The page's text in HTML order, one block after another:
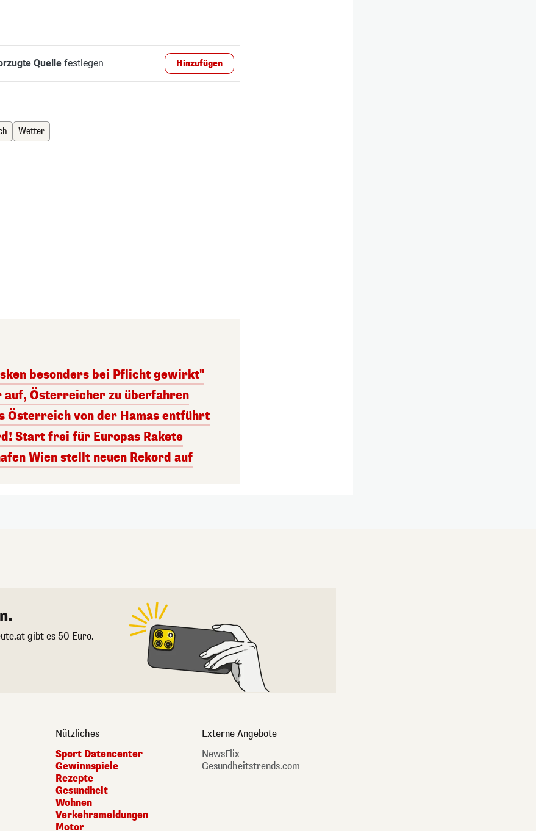
Quellefestlegen Hinzufügen
Wetter
besonders bei Pflicht gewirkt"
auf, Österreicher zu überfahren
Österreich von der Hamas entführt
Start frei für Europas Rakete
Wien stellt neuen Rekord auf
gibt es 50 Euro.
Nützliches
Sport Datencenter
Gewinnspiele
Rezepte
Gesundheit
Wohnen
Verkehrsmeldungen
Motor
Externe Angebote
NewsFlix
Gesundheitstrends.com